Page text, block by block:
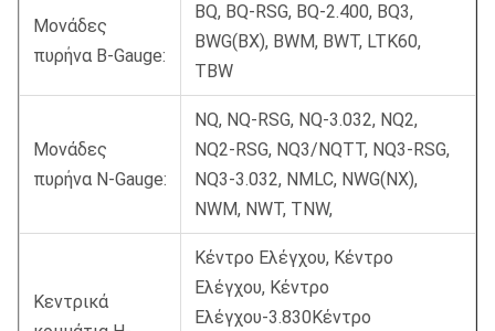
Μονάδες
πυρήνα B-Gauge:
BQ, BQ-RSG, BQ-2.400, BQ3,
BWG(BX), BWM, BWT, LTK60,
TBW
Μονάδες
πυρήνα N-Gauge:
NQ, NQ-RSG, NQ-3.032, NQ2,
NQ2-RSG, NQ3/NQTT, NQ3-RSG,
NQ3-3.032, NMLC, NWG(NX),
NWM, NWT, TNW,
Κεντρικά
Κέντρο Ελέγχου, Κέντρο
Ελέγχου, Κέντρο
Ελέγχου-3.830Κέντρο